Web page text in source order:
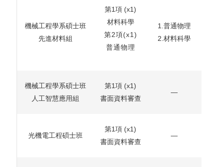
機械工程學系碩士班
先進材料組
第1項 (x1)
材料科學
第2項(x1)
普通物理
1.普通物理
2.材料科學
機械工程學系碩士班
人工智慧應用組
第1項 (x1)
書面資料審查
—
光機電工程碩士班
第1項 (x1)
書面資料審查
—